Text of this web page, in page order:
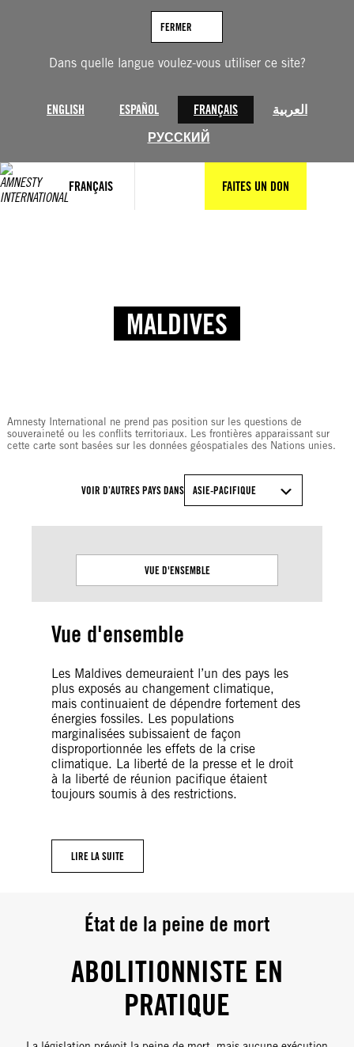
Dans quelle langue voulez-vous utiliser ce site?
ENGLISH ESPAÑOL FRANÇAIS
العربية
РУССКИЙ
FERMER
FRANÇAIS FAITES UN DON
MALDIVES
Amnesty International ne prend pas position sur les questions de
souveraineté ou les conflits territoriaux. Les frontières apparaissant sur
cette carte sont basées sur les données géospatiales des Nations unies.
VOIR D’AUTRES PAYS DANS ASIE-PACIFIQUE
VUE D'ENSEMBLE
Vue d'ensemble
Les Maldives demeuraient l’un des pays les
plus exposés au changement climatique,
mais continuaient de dépendre fortement des
énergies fossiles. Les populations
marginalisées subissaient de façon
disproportionnée les effets de la crise
climatique. La liberté de la presse et le droit
à la liberté de réunion pacifique étaient
toujours soumis à des restrictions.
LIRE LA SUITE
État de la peine de mort
ABOLITIONNISTE EN
PRATIQUE